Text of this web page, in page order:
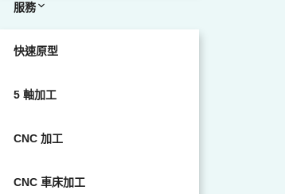
服務
快速原型
5 軸加工
CNC 加工
CNC 車床加工